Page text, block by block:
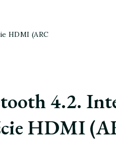
HDMI (ARC
4.2.
HDMI